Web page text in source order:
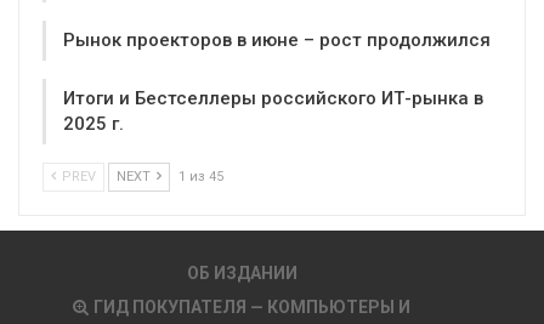
Рынок проекторов в июне – рост продолжился
Итоги и Бестселлеры российского ИТ-рынка в
2025 г.
PREV NEXT 1 из 45
ОБ ИЗДАНИИ
ГИД ПОКУПАТЕЛЯ — КОМПЬЮТЕРЫ И